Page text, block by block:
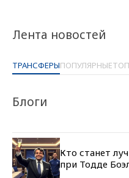
Лента новостей
ТРАНСФЕРЫПОПУЛЯРНЫЕ
Блоги
Кто станет
при Тодде